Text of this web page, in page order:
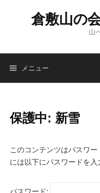
倉敷山の
山
メニュー
保護中: 新雪
このコンテンツはパスワ
には以下にパスワードを入
パスワード: